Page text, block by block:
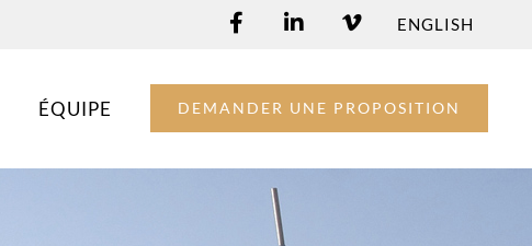
ENGLISH
ÉQUIPE DEMANDER UNE PROPOSITION